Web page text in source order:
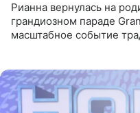
Рианна вернулась на
грандиозном параде
масштабное событие